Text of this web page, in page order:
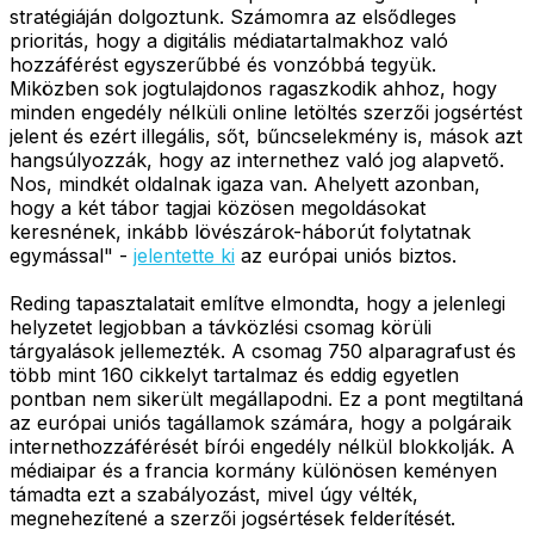
stratégiáján dolgoztunk. Számomra az elsődleges
prioritás, hogy a digitális médiatartalmakhoz való
hozzáférést egyszerűbbé és vonzóbbá tegyük.
Miközben sok jogtulajdonos ragaszkodik ahhoz, hogy
minden engedély nélküli online letöltés szerzői jogsértést
jelent és ezért illegális, sőt, bűncselekmény is, mások azt
hangsúlyozzák, hogy az internethez való jog alapvető.
Nos, mindkét oldalnak igaza van. Ahelyett azonban,
hogy a két tábor tagjai közösen megoldásokat
keresnének, inkább lövészárok-háborút folytatnak
egymással" - jelentette ki az európai uniós biztos.
Reding tapasztalatait említve elmondta, hogy a jelenlegi
helyzetet legjobban a távközlési csomag körüli
tárgyalások jellemezték. A csomag 750 alparagrafust és
több mint 160 cikkelyt tartalmaz és eddig egyetlen
pontban nem sikerült megállapodni. Ez a pont megtiltaná
az európai uniós tagállamok számára, hogy a polgáraik
internethozzáférését bírói engedély nélkül blokkolják. A
médiaipar és a francia kormány különösen keményen
támadta ezt a szabályozást, mivel úgy vélték,
megnehezítené a szerzői jogsértések felderítését.